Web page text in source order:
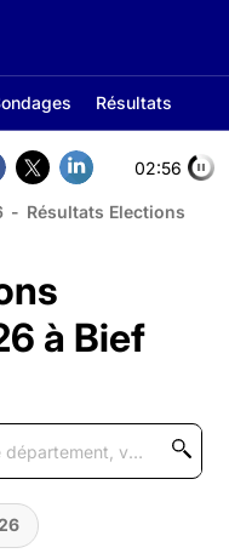
Résultats
02:56
- Résultats Elections
à Bief